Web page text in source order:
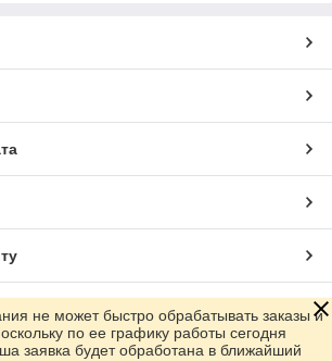
маркетплейсі Prom.ua
не может быстро обрабатывать заказы и
по ее графику работы сегодня
заявка будет обработана в ближайший